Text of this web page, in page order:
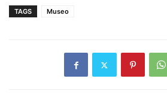
TAGS Museo